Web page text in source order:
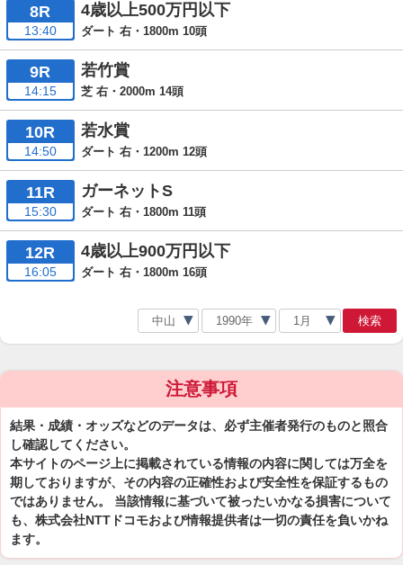
8R
13:40
4歳以上500万円以下
ダート 右・1800m 10頭
9R
14:15
若竹賞
芝 右・2000m 14頭
10R
14:50
若水賞
ダート 右・1200m 12頭
11R
15:30
ガーネットS
ダート 右・1800m 11頭
12R
16:05
4歳以上900万円以下
ダート 右・1800m 16頭
検索
注意事項
結果・成績・オッズなどのデータは、必ず主催者発行のものと照合
し確認してください。
本サイトのページ上に掲載されている情報の内容に関しては万全を
期しておりますが、その内容の正確性および安全性を保証するもの
ではありません。 当該情報に基づいて被ったいかなる損害について
も、株式会社NTTドコモおよび情報提供者は一切の責任を負いかね
ます。